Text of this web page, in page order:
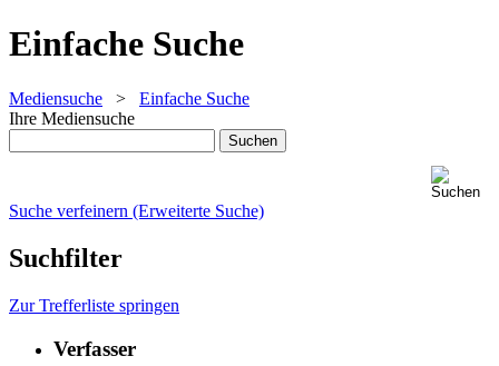
Einfache Suche
Mediensuche > Einfache Suche
Ihre Mediensuche
Suche verfeinern (Erweiterte Suche)
Suchfilter
Zur Trefferliste springen
Verfasser